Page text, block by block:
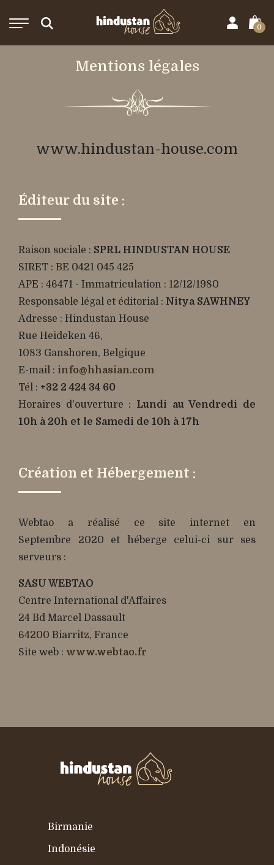
0
Mentions légales
www.hindustan-house.com
Éditeur du site :
Raison sociale : SPRL HINDUSTAN HOUSE
SIRET : BE 0421 045 425
APE : 46471 - Immatriculation : 12/12/1980
Responsable légal et éditorial : Nitya SAWHNEY
Adresse : Hindustan House
Rue Heideken 46,
1083 Ganshoren, Belgique
E-mail : info@hhasian.com
Tél : +32 2 424 34 60
Horaires d'ouverture : Lundi au Vendredi de
10h à 20h et le Samedi de 10h à 17h
Création et Hébergement :
Webtao a réalisé ce site internet en
Septembre 2020 et héberge celui-ci sur ses
serveurs :
SASU WEBTAO
Centre International d'Affaires
24 Bd Marcel Dassault
64200 Biarritz, France
Site web : www.webtao.fr
Birmanie
Indonésie